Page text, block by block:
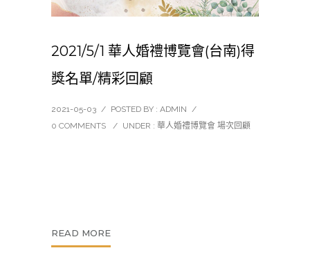
2021/5/1 華人婚禮博覽會(台南)得
獎名單/精彩回顧
2021-05-03 / POSTED BY : ADMIN /
0 COMMENTS
/ UNDER : 華人婚禮博覽會 場次回顧
READ MORE